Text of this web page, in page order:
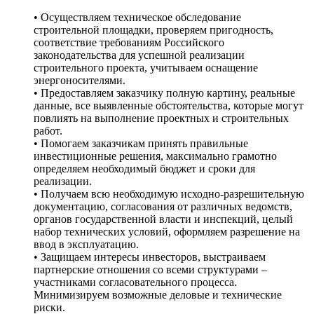
• Осуществляем техническое обследование
строительной площадки, проверяем пригодность,
соответствие требованиям Российского
законодательства для успешной реализации
строительного проекта, учитываем оснащение
энергоносителями.
• Предоставляем заказчику полную картину, реальные
данные, все выявленные обстоятельства, которые могут
повлиять на выполнение проектных и строительных
работ.
• Помогаем заказчикам принять правильные
инвестиционные решения, максимально грамотно
определяем необходимый бюджет и сроки для
реализации.
• Получаем всю необходимую исходно-разрешительную
документацию, согласования от различных ведомств,
органов государственной власти и инспекций, целый
набор технических условий, оформляем разрешение на
ввод в эксплуатацию.
• Защищаем интересы инвесторов, выстраиваем
партнерские отношения со всеми структурами –
участниками согласовательного процесса.
Минимизируем возможные деловые и технические
риски.